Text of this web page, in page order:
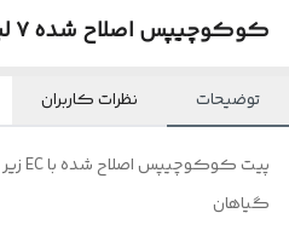
کوکوچیپس اصلاح شده ۷ لیتری
توضیحات نظرات کاربران
گیاهان